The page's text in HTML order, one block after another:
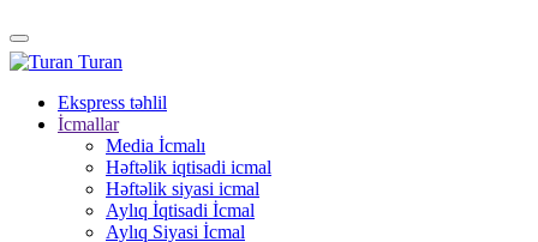
Turan
Ekspress təhlil
İcmallar
Media İcmalı
Həftəlik iqtisadi icmal
Həftəlik siyasi icmal
Aylıq İqtisadi İcmal
Aylıq Siyasi İcmal